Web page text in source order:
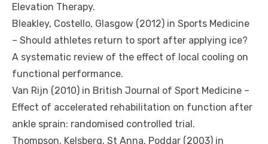
Elevation Therapy.
Bleakley, Costello, Glasgow (2012) in Sports Medicine
– Should athletes return to sport after applying ice?
A systematic review of the effect of local cooling on
functional performance.
Van Rijn (2010) in British Journal of Sport Medicine –
Effect of accelerated rehabilitation on function after
ankle sprain: randomised controlled trial.
Thompson, Kelsberg, St Anna, Poddar (2003) in